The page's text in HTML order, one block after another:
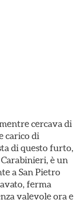
cercava di
carico di
di questo furto,
è un
a San Pietro
ferma
valevole ora e